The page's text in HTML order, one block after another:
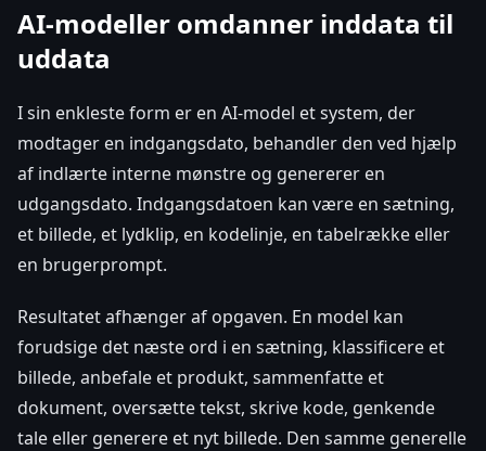
AI-modeller omdanner inddata til
uddata
I sin enkleste form er en AI-model et system, der
modtager en indgangsdato, behandler den ved hjælp
af indlærte interne mønstre og genererer en
udgangsdato. Indgangsdatoen kan være en sætning,
et billede, et lydklip, en kodelinje, en tabelrække eller
en brugerprompt.
Resultatet afhænger af opgaven. En model kan
forudsige det næste ord i en sætning, klassificere et
billede, anbefale et produkt, sammenfatte et
dokument, oversætte tekst, skrive kode, genkende
tale eller generere et nyt billede. Den samme generelle